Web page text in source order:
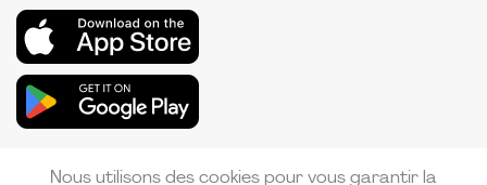
Nous utilisons des cookies pour vous garantir la